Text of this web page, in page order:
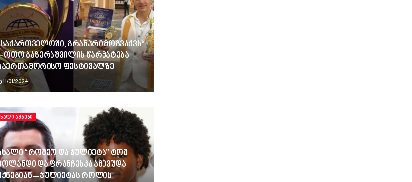
გრანპრი მოგვაქვს“
ოთო ბაზერაშვილის წარმატება
ფესტივალზე
11/01/2024
ᲐᲛᲑᲔᲑᲘ
“რომეო და ჯულიეტა” ტომ
და ფრანჩესკა ამევუდა
– ჯულიეტას როლის